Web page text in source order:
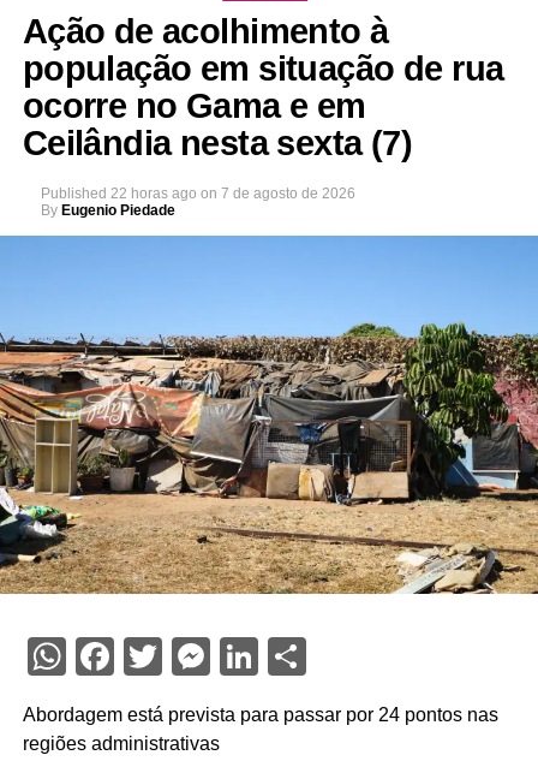
Ação de acolhimento à
população em situação de rua
ocorre no Gama e em
Ceilândia nesta sexta (7)
Published 22 horas ago on 7 de agosto de 2026
By Eugenio Piedade
WhatsApp
Facebook
TwitterMessenger
LinkedIn
Abordagem está prevista para passar por 24 pontos nas
regiões administrativas